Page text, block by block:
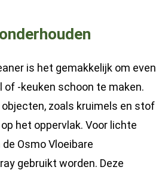
is het gemakkelijk om even
-keuken schoon te maken.
zoals kruimels en stof
het oppervlak. Voor lichte
Osmo Vloeibare
gebruikt worden. Deze